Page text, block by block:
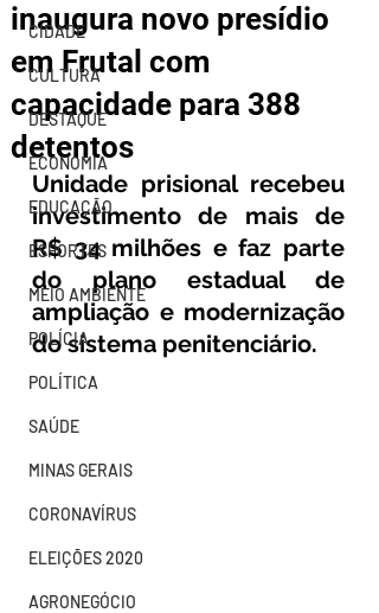
CIDADE
CULTURA
DESTAQUE
ECONOMIA
EDUCAÇÃO
ESPORTES
MEIO AMBIENTE
POLÍCIA
POLÍTICA
SAÚDE
MINAS GERAIS
CORONAVÍRUS
ELEIÇÕES 2020
AGRONEGÓCIO
inaugura novo presídio
em Frutal com
capacidade para 388
detentos
Unidade prisional recebeu
investimento de mais de
R$ 34 milhões e faz parte
do plano estadual de
ampliação e modernização
do sistema penitenciário.